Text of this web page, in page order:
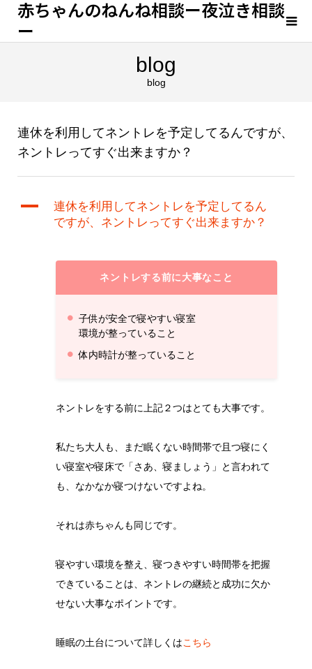
赤ちゃんのねんね相談ー夜泣き相談
ー
blog
blog
連休を利用してネントレを予定してるんですが、
ネントレってすぐ出来ますか？
A
連休を利用してネントレを予定してるん
ですが、ネントレってすぐ出来ますか？
ネントレする前に大事なこと
子供が安全で寝やすい寝室
環境が整っていること
体内時計が整っていること
ネントレをする前に上記２つはとても大事です。
私たち大人も、まだ眠くない時間帯で且つ寝にく
い寝室や寝床で「さあ、寝ましょう」と言われて
も、なかなか寝つけないですよね。
それは赤ちゃんも同じです。
寝やすい環境を整え、寝つきやすい時間帯を把握
できていることは、ネントレの継続と成功に欠か
せない大事なポイントです。
睡眠の土台について詳しくはこちら